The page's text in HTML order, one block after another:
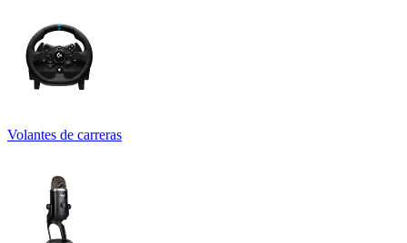
Volantes de carreras